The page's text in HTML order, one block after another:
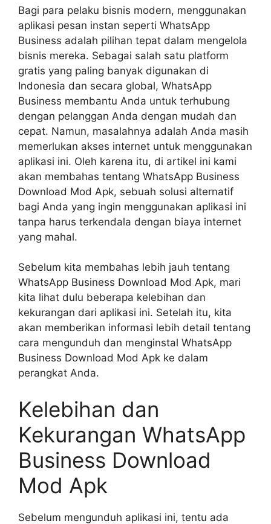
Bagi para pelaku bisnis modern, menggunakan
aplikasi pesan instan seperti WhatsApp
Business adalah pilihan tepat dalam mengelola
bisnis mereka. Sebagai salah satu platform
gratis yang paling banyak digunakan di
Indonesia dan secara global, WhatsApp
Business membantu Anda untuk terhubung
dengan pelanggan Anda dengan mudah dan
cepat. Namun, masalahnya adalah Anda masih
memerlukan akses internet untuk menggunakan
aplikasi ini. Oleh karena itu, di artikel ini kami
akan membahas tentang WhatsApp Business
Download Mod Apk, sebuah solusi alternatif
bagi Anda yang ingin menggunakan aplikasi ini
tanpa harus terkendala dengan biaya internet
yang mahal.
Sebelum kita membahas lebih jauh tentang
WhatsApp Business Download Mod Apk, mari
kita lihat dulu beberapa kelebihan dan
kekurangan dari aplikasi ini. Setelah itu, kita
akan memberikan informasi lebih detail tentang
cara mengunduh dan menginstal WhatsApp
Business Download Mod Apk ke dalam
perangkat Anda.
Kelebihan dan
Kekurangan WhatsApp
Business Download
Mod Apk
Sebelum mengunduh aplikasi ini, tentu ada